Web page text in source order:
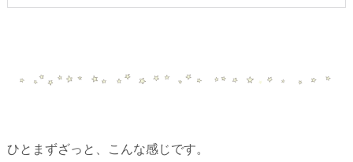
ひとまずざっと、こんな感じです。